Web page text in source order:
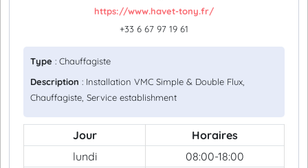
https://www.havet-tony.fr/
+33 6 67 97 19 61
Type : Chauffagiste
Description : Installation VMC Simple & Double Flux,
Chauffagiste, Service establishment
Jour
Horaires
lundi
08:00-18:00